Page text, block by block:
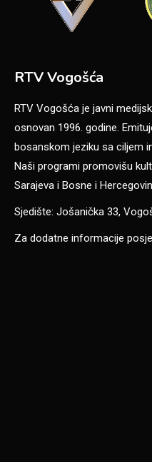
RTV Vogošća
RTV Vogošća je javni
osnovan 1996. godine.
bosanskom jeziku sa ciljem
Naši programi promovišu
Sarajeva i Bosne i
Sjedište: Jošanička 33,
Za dodatne informacije